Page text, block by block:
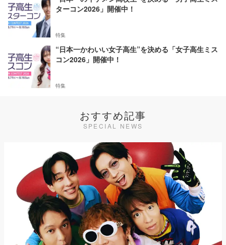
ターコン2026」開催中！
特集
“日本一かわいい女子高生”を決める「女子高生ミス
コン2026」開催中！
特集
おすすめ記事
SPECIAL NEWS